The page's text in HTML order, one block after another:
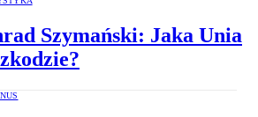
Szymański: Jaka Unia